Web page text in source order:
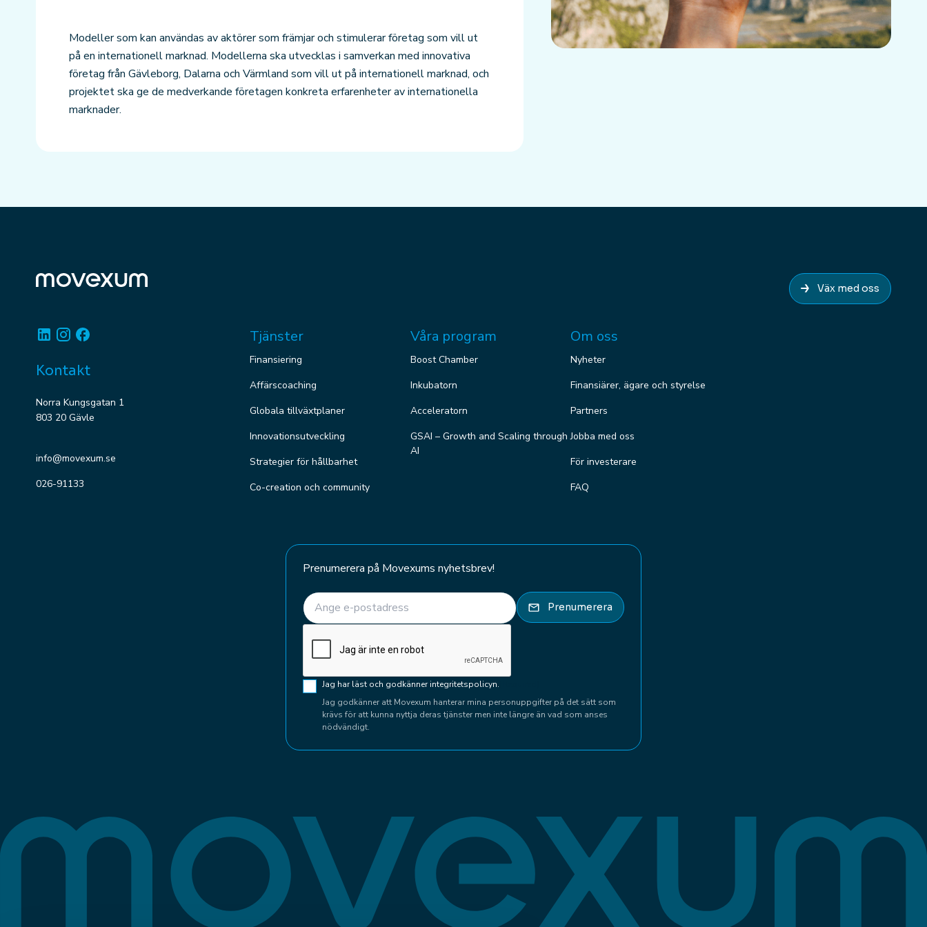
Modeller som kan användas av aktörer som främjar och stimulerar företag som vill ut
på en internationell marknad. Modellerna ska utvecklas i samverkan med innovativa
företag från Gävleborg, Dalarna och Värmland som vill ut på internationell marknad, och
projektet ska ge de medverkande företagen konkreta erfarenheter av internationella
marknader.
Väx med oss
LinkedinInstagram
Kontakt
Norra Kungsgatan 1
803 20 Gävle
info@movexum.se
026-91133
Tjänster
Finansiering
Affärscoaching
Globala tillväxtplaner
Innovationsutveckling
Strategier för hållbarhet
Co-creation och community
Våra program
Boost Chamber
Inkubatorn
Acceleratorn
GSAI – Growth and Scaling through
AI
Om oss
Nyheter
Finansiärer, ägare och styrelse
Partners
Jobba med oss
För investerare
FAQ
Prenumerera på Movexums nyhetsbrev!
E-post (Required) Prenumerera
Samtycke(Required)
Jag har läst och godkänner integritetspolicyn.
Jag godkänner att Movexum hanterar mina personuppgifter på det sätt som
krävs för att kunna nyttja deras tjänster men inte längre än vad som anses
nödvändigt.